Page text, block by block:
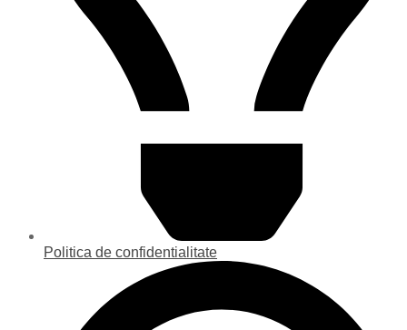
Politica de confidentialitate